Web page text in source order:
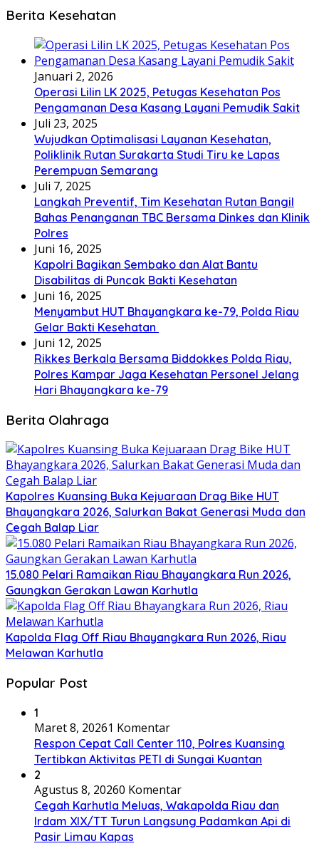
Berita Kesehatan
Januari 2, 2026
Operasi Lilin LK 2025, Petugas Kesehatan Pos
Pengamanan Desa Kasang Layani Pemudik Sakit
Juli 23, 2025
Wujudkan Optimalisasi Layanan Kesehatan,
Poliklinik Rutan Surakarta Studi Tiru ke Lapas
Perempuan Semarang
Juli 7, 2025
Langkah Preventif, Tim Kesehatan Rutan Bangil
Bahas Penanganan TBC Bersama Dinkes dan Klinik
Polres
Juni 16, 2025
Kapolri Bagikan Sembako dan Alat Bantu
Disabilitas di Puncak Bakti Kesehatan
Juni 16, 2025
Menyambut HUT Bhayangkara ke-79, Polda Riau
Gelar Bakti Kesehatan
Juni 12, 2025
Rikkes Berkala Bersama Biddokkes Polda Riau,
Polres Kampar Jaga Kesehatan Personel Jelang
Hari Bhayangkara ke-79
Berita Olahraga
Kapolres Kuansing Buka Kejuaraan Drag Bike HUT
Bhayangkara 2026, Salurkan Bakat Generasi Muda dan
Cegah Balap Liar
15.080 Pelari Ramaikan Riau Bhayangkara Run 2026,
Gaungkan Gerakan Lawan Karhutla
Kapolda Flag Off Riau Bhayangkara Run 2026, Riau
Melawan Karhutla
Popular Post
1
Maret 8, 20261 Komentar
Respon Cepat Call Center 110, Polres Kuansing
Tertibkan Aktivitas PETI di Sungai Kuantan
2
Agustus 8, 20260 Komentar
Cegah Karhutla Meluas, Wakapolda Riau dan
Irdam XIX/TT Turun Langsung Padamkan Api di
Pasir Limau Kapas